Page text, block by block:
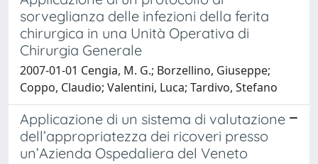
sorveglianza delle infezioni della ferita
chirurgica in una Unità Operativa di
Chirurgia Generale
2007-01-01 Cengia, M. G.; Borzellino, Giuseppe;
Coppo, Claudio; Valentini, Luca; Tardivo, Stefano
Applicazione di un sistema di valutazione
dell’appropriatezza dei ricoveri presso
un’Azienda Ospedaliera del Veneto